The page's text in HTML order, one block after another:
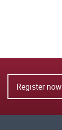
Register now